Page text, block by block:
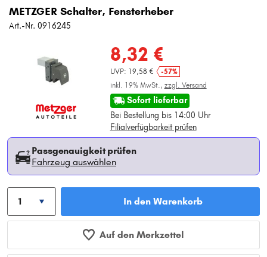
METZGER Schalter, Fensterheber
Art.-Nr. 0916245
8,32 €
UVP: 19,58 €
-57%
inkl. 19% MwSt., zzgl. Versand
Sofort lieferbar
Bei Bestellung bis 14:00 Uhr
Filialverfügbarkeit prüfen
Passgenauigkeit prüfen
Fahrzeug auswählen
In den Warenkorb
Auf den Merkzettel